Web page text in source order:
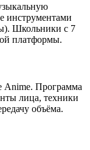
инструментами
Школьники с 7
платформы.
Anime. Программа
лица, техники
объёма.